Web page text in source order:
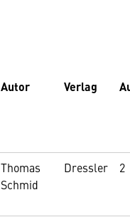
Autor Verlag
Thomas
Schmid
Dressler 2